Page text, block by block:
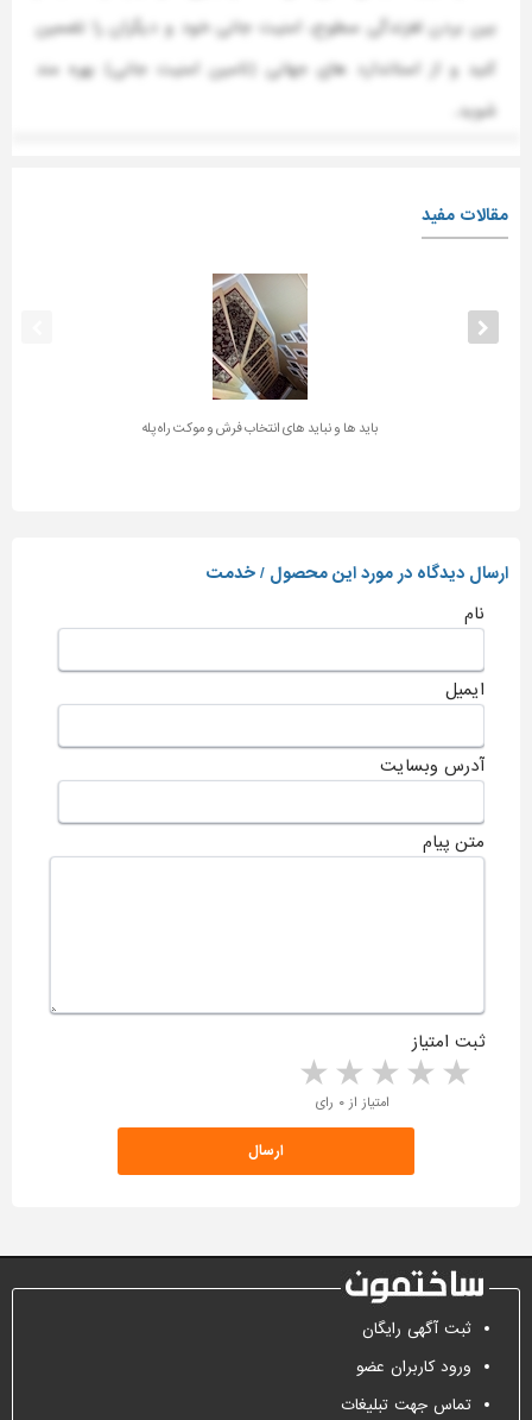
بین بردن لغزندگی سطوح، امنیت جانی خود و دیگران را تضمین
کنید و از استاندارد های جهانی (تامین امنیت جانی) بهره مند
شوید.
مقالات مفید
باید ها و نباید های انتخاب فرش و موکت راه پله
ارسال دیدگاه در مورد این محصول / خدمت
نام
ایمیل
آدرس وبسایت
متن پیام
ثبت امتیاز
4 stars 3 stars 2 stars 1 star امتیاز از ۰ رای
ثبت آگهی رایگان
ورود کاربران عضو
تماس جهت تبلیغات